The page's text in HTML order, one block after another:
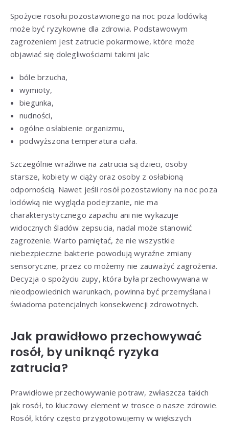
Spożycie rosołu pozostawionego na noc poza lodówką
może być ryzykowne dla zdrowia. Podstawowym
zagrożeniem jest zatrucie pokarmowe, które może
objawiać się dolegliwościami takimi jak:
bóle brzucha,
wymioty,
biegunka,
nudności,
ogólne osłabienie organizmu,
podwyższona temperatura ciała.
Szczególnie wrażliwe na zatrucia są dzieci, osoby
starsze, kobiety w ciąży oraz osoby z osłabioną
odpornością. Nawet jeśli rosół pozostawiony na noc poza
lodówką nie wygląda podejrzanie, nie ma
charakterystycznego zapachu ani nie wykazuje
widocznych śladów zepsucia, nadal może stanowić
zagrożenie. Warto pamiętać, że nie wszystkie
niebezpieczne bakterie powodują wyraźne zmiany
sensoryczne, przez co możemy nie zauważyć zagrożenia.
Decyzja o spożyciu zupy, która była przechowywana w
nieodpowiednich warunkach, powinna być przemyślana i
świadoma potencjalnych konsekwencji zdrowotnych.
Jak prawidłowo przechowywać
rosół, by uniknąć ryzyka
zatrucia?
Prawidłowe przechowywanie potraw, zwłaszcza takich
jak rosół, to kluczowy element w trosce o nasze zdrowie.
Rosół, który często przygotowujemy w większych